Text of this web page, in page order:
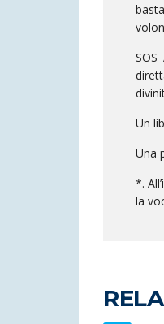
Un
Una
*.
la